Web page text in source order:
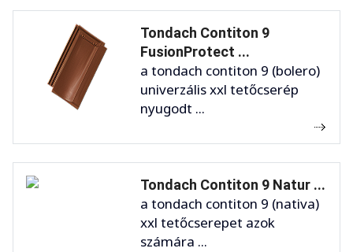
Tondach Contiton 9
FusionProtect ...
a tondach contiton 9 (bolero)
univerzális xxl tetőcserép
nyugodt ...
Tondach Contiton 9 Natur ...
a tondach contiton 9 (nativa)
xxl tetőcserepet azok
számára ...